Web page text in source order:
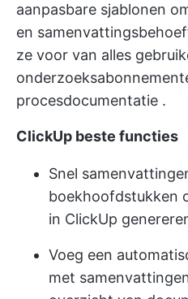
aanpasbare sjablonen
en
ze voor van alles
procesdocumentatie .
ClickUp beste functies
Snel
boekhoofdstukken
in ClickUp
Voeg een
met